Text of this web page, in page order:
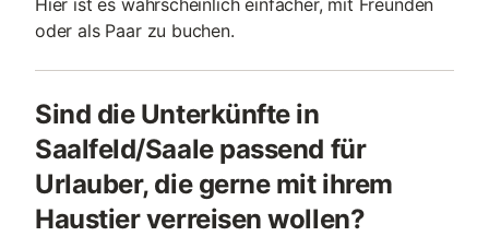
Hier ist es wahrscheinlich einfacher, mit Freunden
oder als Paar zu buchen.
Sind die Unterkünfte in
Saalfeld/Saale passend für
Urlauber, die gerne mit ihrem
Haustier verreisen wollen?